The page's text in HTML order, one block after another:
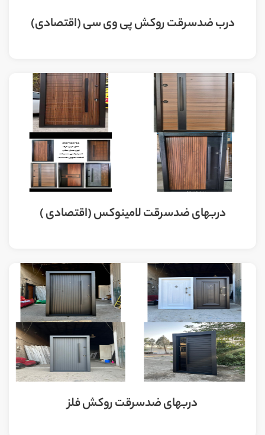
درب ضدسرقت روکش پی وی سی (اقتصادی)
دربهای ضدسرقت لامینوکس (اقتصادی )
دربهای ضدسرقت روکش فلز